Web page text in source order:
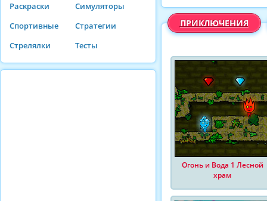
Раскраски
Симуляторы
Спортивные
Стратегии
Стрелялки
Тесты
ПРИКЛЮЧЕНИЯ
Огонь и Вода 1 Лесной
храм